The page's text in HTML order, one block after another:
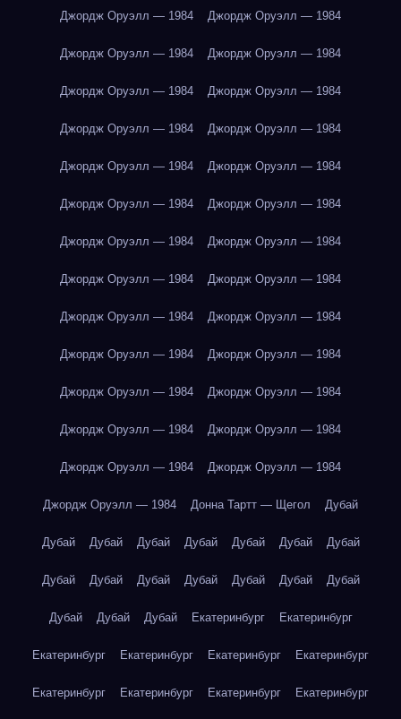
Джордж Оруэлл — 1984 Джордж Оруэлл — 1984
Джордж Оруэлл — 1984 Джордж Оруэлл — 1984
Джордж Оруэлл — 1984 Джордж Оруэлл — 1984
Джордж Оруэлл — 1984 Джордж Оруэлл — 1984
Джордж Оруэлл — 1984 Джордж Оруэлл — 1984
Джордж Оруэлл — 1984 Джордж Оруэлл — 1984
Джордж Оруэлл — 1984 Джордж Оруэлл — 1984
Джордж Оруэлл — 1984 Джордж Оруэлл — 1984
Джордж Оруэлл — 1984 Джордж Оруэлл — 1984
Джордж Оруэлл — 1984 Джордж Оруэлл — 1984
Джордж Оруэлл — 1984 Джордж Оруэлл — 1984
Джордж Оруэлл — 1984 Джордж Оруэлл — 1984
Джордж Оруэлл — 1984 Джордж Оруэлл — 1984
Джордж Оруэлл — 1984 Донна Тартт — Щегол Дубай
Дубай Дубай Дубай Дубай Дубай Дубай Дубай
Дубай Дубай Дубай Дубай Дубай Дубай Дубай
Дубай Дубай Дубай Екатеринбург Екатеринбург
Екатеринбург Екатеринбург Екатеринбург Екатеринбург
Екатеринбург Екатеринбург Екатеринбург Екатеринбург